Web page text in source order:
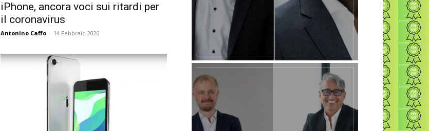
iPhone, ancora voci sui ritardi per
il coronavirus
Antonino Caffo - 14 Febbraio 2020